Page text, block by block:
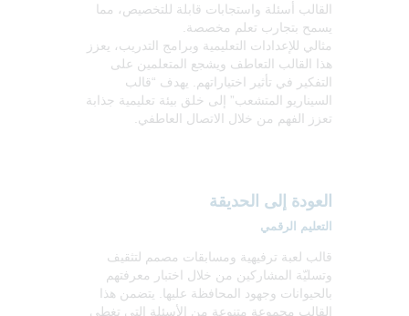
القالب أسئلة واستجابات قابلة للتخصيص، مما
يسمح بتجارب تعلم مخصصة.
مثالي للإعدادات التعليمية وبرامج التدريب، يعزز
هذا القالب التعاطف ويشجع المتعلمين على
التفكير في تأثير اختياراتهم. يهدف “قالب
السيناريو المتشعب” إلى خلق بيئة تعليمية جذابة
تعزز الفهم من خلال الاتصال العاطفي.
العودة إلى الحديقة
التعليم الرقمي
قالب لعبة ترفيهية ومسابقات مصمم لتثقيف
وتسليّة المشاركين من خلال اختبار معرفتهم
بالحيوانات وجهود المحافظة عليها. يتضمن هذا
القالب مجموعة متنوعة من الأسئلة التي تغطي